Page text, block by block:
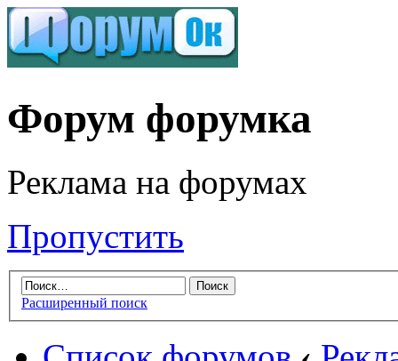
Форум форумка
Реклама на форумах
Пропустить
Расширенный поиск